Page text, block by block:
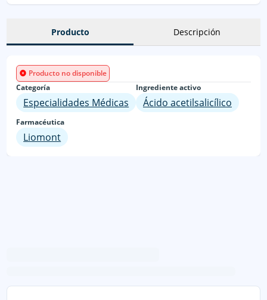
Producto Descripción
Producto no disponible
Categoría
Especialidades Médicas
Ingrediente activo
Ácido acetilsalicílico
Farmacéutica
Liomont